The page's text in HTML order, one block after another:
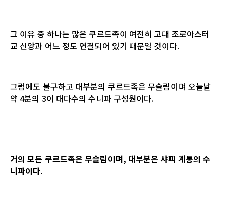
그 이유 중 하나는 많은 쿠르드족이 여전히 고대 조로아스터
교 신앙과 어느 정도 연결되어 있기 때문일 것이다.
그럼에도 불구하고 대부분의 쿠르드족은 무슬림이며 오늘날
약 4분의 3이 대다수의 수니파 구성원이다.
거의 모든 쿠르드족은 무슬림이며, 대부분은 샤피 계통의 수
니파이다.